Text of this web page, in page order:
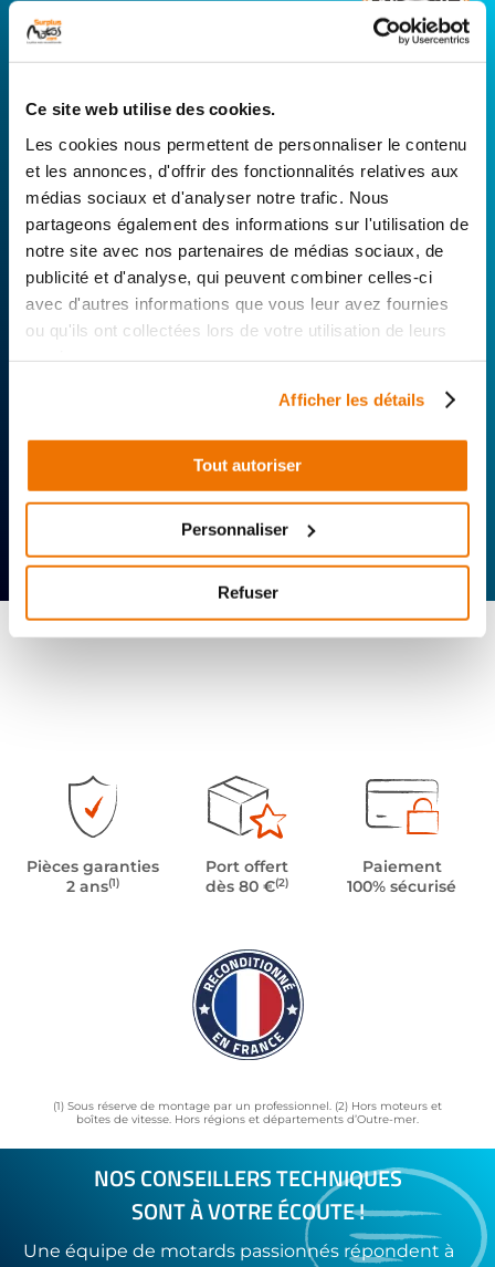
Ce site web utilise des cookies.
Les cookies nous permettent de personnaliser le contenu
et les annonces, d'offrir des fonctionnalités relatives aux
médias sociaux et d'analyser notre trafic. Nous
partageons également des informations sur l'utilisation de
notre site avec nos partenaires de médias sociaux, de
publicité et d'analyse, qui peuvent combiner celles-ci
avec d'autres informations que vous leur avez fournies
ou qu'ils ont collectées lors de votre utilisation de leurs
Afficher les détails
Tout autoriser
Personnaliser
Refuser
CONNECTEZ-VOUS AVEC VOTRE
RÉPARATEUR FAVORI
Avec Surplus Motos, bénéficiez de l’expertise
technique de notre réseau de Réparateurs-
Distributeurs. De l’achat de
pièces scooters
d’occasion garanties à la révision complète de
votre 2 roues, trouvez le garage le plus proche de
chez vous.
technique
Réactivité
Offerte
Pièces garanties
2 ans(1)
Port offert
dès 80 €(2)
Paiement
100% sécurisé
(1) Sous réserve de montage par un professionnel. (2) Hors moteurs et
boîtes de vitesse. Hors régions et départements d’Outre-mer.
NOS CONSEILLERS TECHNIQUES
SONT À VOTRE ÉCOUTE !
Une équipe de motards passionnés répondent à